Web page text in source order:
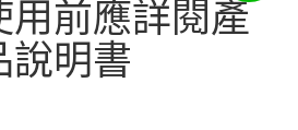
用前應詳閱產
說明書